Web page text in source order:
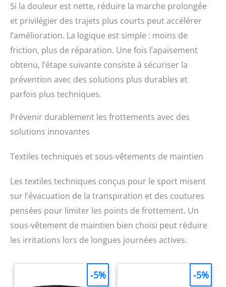
Si la douleur est nette, réduire la marche prolongée
et privilégier des trajets plus courts peut accélérer
l’amélioration. La logique est simple : moins de
friction, plus de réparation. Une fois l’apaisement
obtenu, l’étape suivante consiste à sécuriser la
prévention avec des solutions plus durables et
parfois plus techniques.
Prévenir durablement les frottements avec des
solutions innovantes
Textiles techniques et sous-vêtements de maintien
Les textiles techniques conçus pour le sport misent
sur l’évacuation de la transpiration et des coutures
pensées pour limiter les points de frottement. Un
sous-vêtement de maintien bien choisi peut réduire
les irritations lors de longues journées actives.
-5% -5%